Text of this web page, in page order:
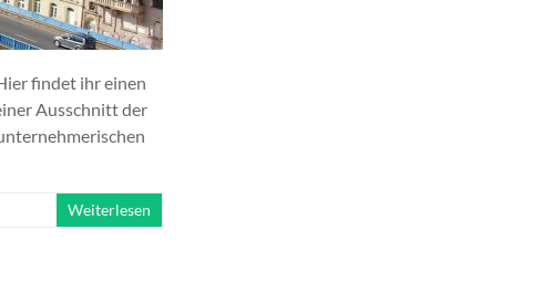
findet ihr einen
Ausschnitt der
Weiterlesen